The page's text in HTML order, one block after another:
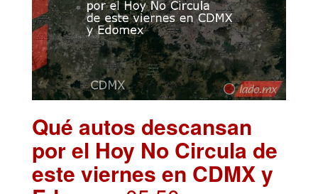
Qué autos descansan
por el Hoy No Circula de
este viernes en CDMX y